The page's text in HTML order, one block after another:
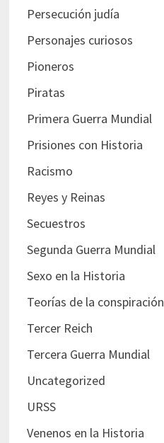
Persecución judía
Personajes curiosos
Pioneros
Piratas
Primera Guerra Mundial
Prisiones con Historia
Racismo
Reyes y Reinas
Secuestros
Segunda Guerra Mundial
Sexo en la Historia
Teorías de la conspiración
Tercer Reich
Tercera Guerra Mundial
Uncategorized
URSS
Venenos en la Historia